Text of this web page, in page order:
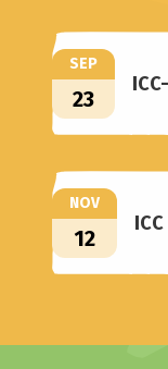
SEP
23
NOV
12